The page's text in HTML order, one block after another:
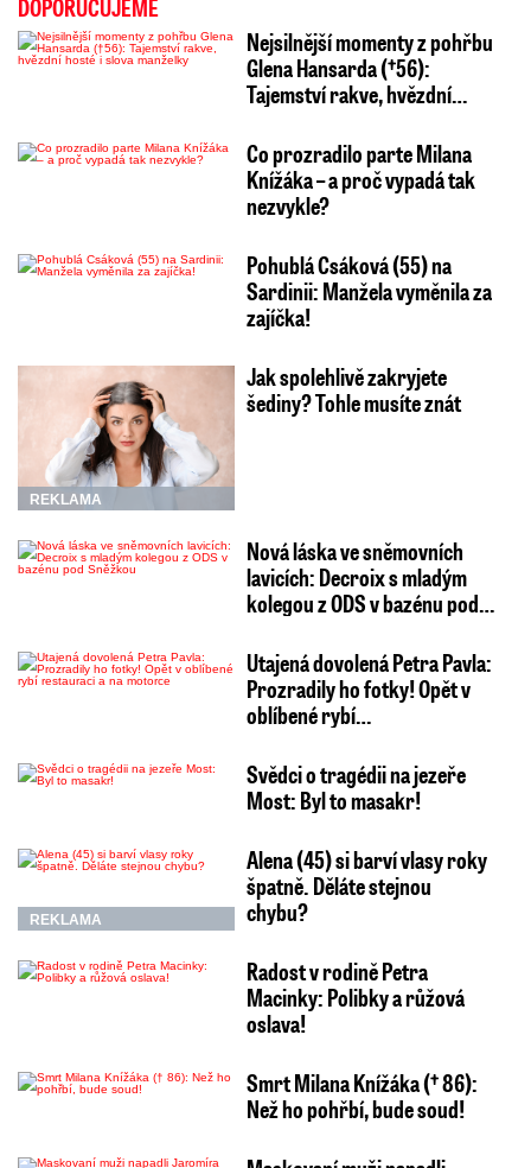
DOPORUČUJEME
Nejsilnější momenty z pohřbu
Glena Hansarda (†56):
Tajemství rakve, hvězdní…
Co prozradilo parte Milana
Knížáka – a proč vypadá tak
nezvykle?
Pohublá Csáková (55) na
Sardinii: Manžela vyměnila za
zajíčka!
REKLAMA
Jak spolehlivě zakryjete
šediny? Tohle musíte znát
Nová láska ve sněmovních
lavicích: Decroix s mladým
kolegou z ODS v bazénu pod…
Utajená dovolená Petra Pavla:
Prozradily ho fotky! Opět v
oblíbené rybí…
Svědci o tragédii na jezeře
Most: Byl to masakr!
REKLAMA
Alena (45) si barví vlasy roky
špatně. Děláte stejnou
chybu?
Radost v rodině Petra
Macinky: Polibky a růžová
oslava!
Smrt Milana Knížáka († 86):
Než ho pohřbí, bude soud!